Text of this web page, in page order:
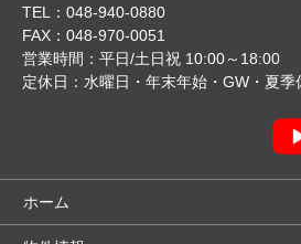
TEL：048-940-0880
FAX：048-970-0051
営業時間：平日/土日祝 10:00～18:00
定休日：水曜日・年末年始・GW・夏季
ホーム